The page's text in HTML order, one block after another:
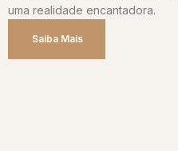
uma realidade encantadora.
Saiba Mais